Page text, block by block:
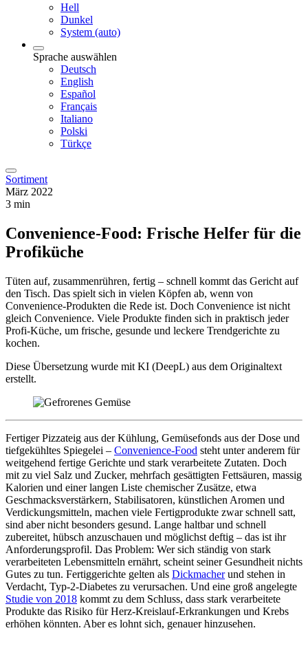
Hell
Dunkel
System (auto)
Sprache auswählen
Deutsch
English
Español
Français
Italiano
Polski
Türkçe
Sortiment
März 2022
3 min
Convenience-Food: Frische Helfer für die
Profiküche
Tüten auf, zusammenrühren, fertig – schnell kommt das Gericht auf
den Tisch. Das spielt sich in vielen Köpfen ab, wenn von
Convenience-Produkten die Rede ist. Doch Convenience ist nicht
gleich Convenience. Viele Produkte finden sich in praktisch jeder
Profi-Küche, um frische, gesunde und leckere Trendgerichte zu
kochen.
Diese Übersetzung wurde mit KI (DeepL) aus dem Originaltext
erstellt.
Fertiger Pizzateig aus der Kühlung, Gemüsefonds aus der Dose und
tiefgekühltes Spiegelei – Convenience-Food steht unter anderem für
weitgehend fertige Gerichte und stark verarbeitete Zutaten. Doch
mit zu viel Salz und Zucker, mehrfach gesättigten Fettsäuren, massig
Kalorien und einer langen Liste chemischer Zusätze, etwa
Geschmacksverstärkern, Stabilisatoren, künstlichen Aromen und
Verdickungsmitteln, machen viele Fertigprodukte zwar schnell satt,
sind aber nicht besonders gesund. Lange haltbar und schnell
zubereitet, hübsch anzuschauen und möglichst deftig – das ist ihr
Anforderungsprofil. Das Problem: Wer sich ständig von stark
verarbeiteten Lebensmitteln ernährt, scheint seiner Gesundheit nichts
Gutes zu tun. Fertiggerichte gelten als Dickmacherund stehen in
Verdacht, Typ-2-Diabetes zu verursachen. Und eine groß angelegte
Studie von 2018 kommt zu dem Schluss, dass stark verarbeitete
Produkte das Risiko für Herz-Kreislauf-Erkrankungen und Krebs
erhöhen könnten. Aber es lohnt sich, genauer hinzusehen.